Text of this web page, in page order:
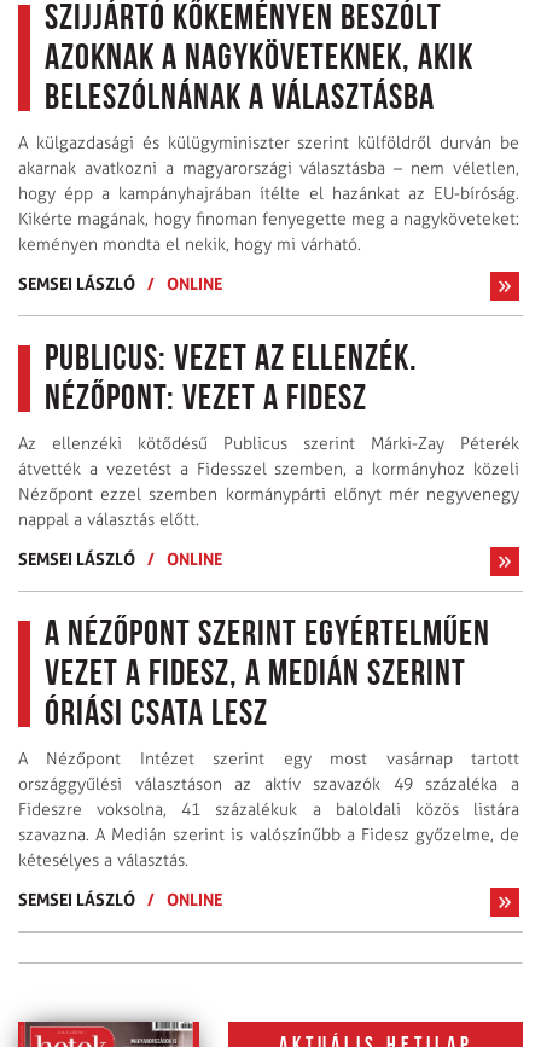
Szijjártó kőkeményen beszólt
azoknak a nagyköveteknek, akik
beleszólnának a választásba
A külgazdasági és külügyminiszter szerint külföldről durván be
akarnak avatkozni a magyarországi választásba – nem véletlen,
hogy épp a kampányhajrában ítélte el hazánkat az EU-bíróság.
Kikérte magának, hogy finoman fenyegette meg a nagyköveteket:
keményen mondta el nekik, hogy mi várható.
SEMSEI LÁSZLÓ / ONLINE
Publicus: vezet az ellenzék.
Nézőpont: vezet a Fidesz
Az ellenzéki kötődésű Publicus szerint Márki-Zay Péterék
átvették a vezetést a Fidesszel szemben, a kormányhoz közeli
Nézőpont ezzel szemben kormánypárti előnyt mér negyvenegy
nappal a választás előtt.
SEMSEI LÁSZLÓ / ONLINE
A Nézőpont szerint egyértelműen
vezet a Fidesz, a Medián szerint
óriási csata lesz
A Nézőpont Intézet szerint egy most vasárnap tartott
országgyűlési választáson az aktív szavazók 49 százaléka a
Fideszre voksolna, 41 százalékuk a baloldali közös listára
szavazna. A Medián szerint is valószínűbb a Fidesz győzelme, de
kétesélyes a választás.
SEMSEI LÁSZLÓ / ONLINE